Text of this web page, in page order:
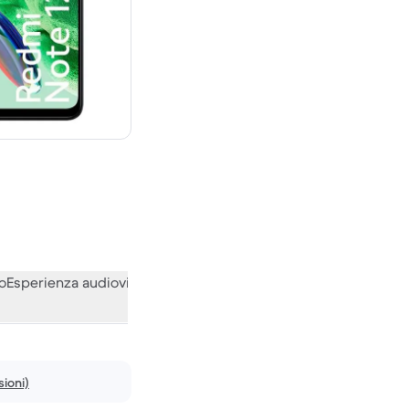
del nuovo
Esperienza audiovisiva